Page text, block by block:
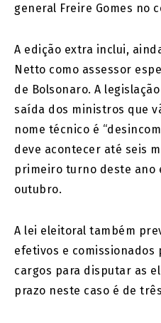
general Freire Gomes no
A edição extra inclui,
Netto como assessor
de Bolsonaro. A
saída dos ministros que
nome técnico é
deve acontecer até seis
primeiro turno deste ano
outubro.
A lei eleitoral também
efetivos e comissionados
cargos para disputar as
prazo neste caso é de